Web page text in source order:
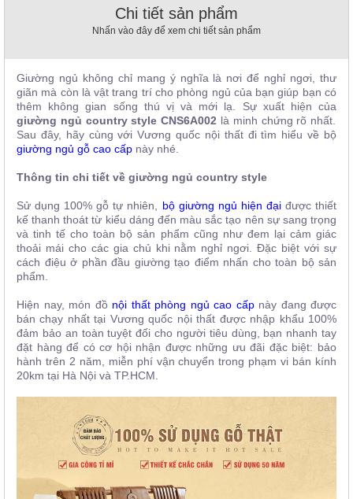
Hàng
Thất
Hàng
Chi tiết sản phẩm
Nhấn vào đây để xem chi tiết sản phẩm
Giường ngủ không chỉ mang ý nghĩa là nơi để nghỉ ngơi, thư
giãn mà còn là vật trang trí cho phòng ngủ của bạn giúp bạn có
thêm không gian sống thú vị và mới lạ. Sự xuất hiện của
giường ngủ country style CNS6A002 là minh chứng rõ nhất.
Sau đây, hãy cùng với Vương quốc nội thất đi tìm hiểu về bộ
giường ngủ gỗ cao cấp này nhé.
Thông tin chi tiết về giường ngủ country style
Sử dụng 100% gỗ tự nhiên, bộ giường ngủ hiện đạiđược thiết
kế thanh thoát từ kiểu dáng đến màu sắc tạo nên sự sang trọng
và tinh tế cho toàn bộ sản phẩm cũng như đem lại cảm giác
thoải mái cho các gia chủ khi nằm nghỉ ngơi. Đặc biệt với sự
cách điệu ở phần đầu giường tạo điểm nhấn cho toàn bộ sản
phẩm.
Hiện nay, món đồ nội thất phòng ngủ cao cấpnày đang được
bán chạy nhất tại Vương quốc nội thất được nhập khẩu 100%
đảm bảo an toàn tuyệt đối cho người tiêu dùng, bạn nhanh tay
đặt hàng để có cơ hội nhận được những ưu đãi đặc biệt: bảo
hành trên 2 năm, miễn phí vận chuyển trong phạm vi bán kính
20km tại Hà Nội và TP.HCM.